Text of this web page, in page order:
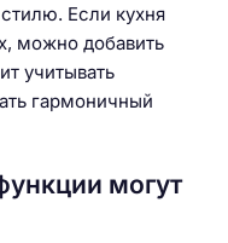
Если кухня
можно добавить
учитывать
гармоничный
могут